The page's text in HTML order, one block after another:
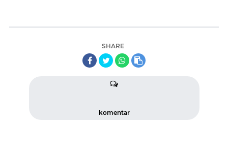
SHARE
komentar